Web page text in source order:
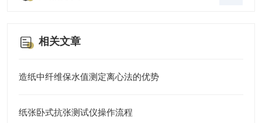
相关文章
造纸中纤维保水值测定离心法的优势
纸张卧式抗张测试仪操作流程